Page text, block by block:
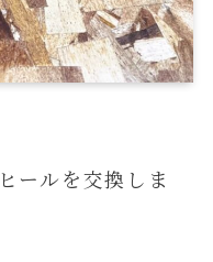
ールを交換しま